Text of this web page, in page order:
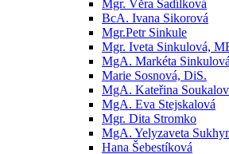
Mgr. Věra Sadílková
BcA. Ivana Sikorová
Mgr.Petr Sinkule
Mgr. Iveta Sinkulová,
MgA. Markéta Sinkulová
Marie Sosnová, DiS.
MgA. Kateřina
MgA. Eva Stejskalová
Mgr. Dita Stromko
MgA. Yelyzaveta
Hana Šebestíková